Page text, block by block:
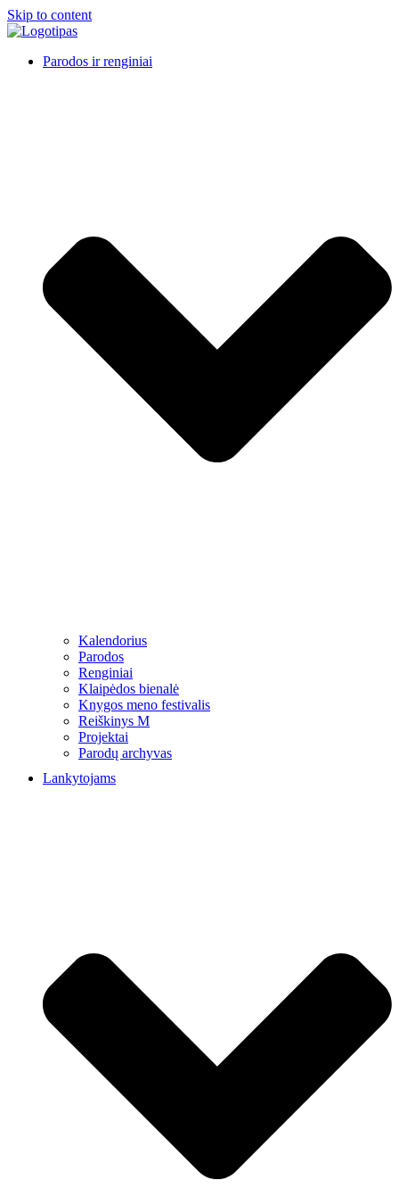
Skip to content
Parodos ir renginiai
Kalendorius
Parodos
Renginiai
Klaipėdos bienalė
Knygos meno festivalis
Reiškinys M
Projektai
Parodų archyvas
Lankytojams